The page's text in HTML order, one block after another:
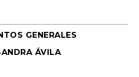
GENERALES
ÁVILA